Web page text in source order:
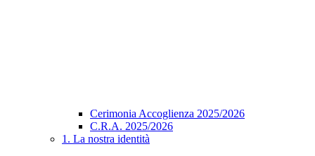
Cerimonia Accoglienza 2025/2026
C.R.A. 2025/2026
1. La nostra identità